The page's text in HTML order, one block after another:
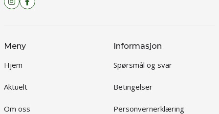
Meny
Hjem
Aktuelt
Om oss
Informasjon
Spørsmål og svar
Betingelser
Personvernerklæring